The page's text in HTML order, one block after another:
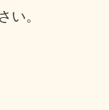
い。​